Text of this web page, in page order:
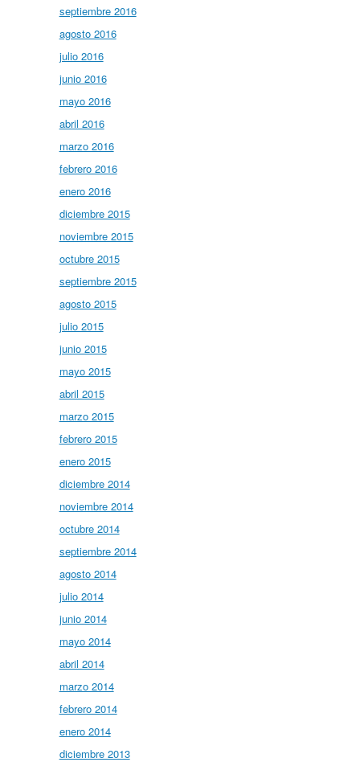
septiembre 2016
agosto 2016
julio 2016
junio 2016
mayo 2016
abril 2016
marzo 2016
febrero 2016
enero 2016
diciembre 2015
noviembre 2015
octubre 2015
septiembre 2015
agosto 2015
julio 2015
junio 2015
mayo 2015
abril 2015
marzo 2015
febrero 2015
enero 2015
diciembre 2014
noviembre 2014
octubre 2014
septiembre 2014
agosto 2014
julio 2014
junio 2014
mayo 2014
abril 2014
marzo 2014
febrero 2014
enero 2014
diciembre 2013